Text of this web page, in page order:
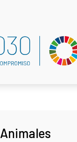
Animales